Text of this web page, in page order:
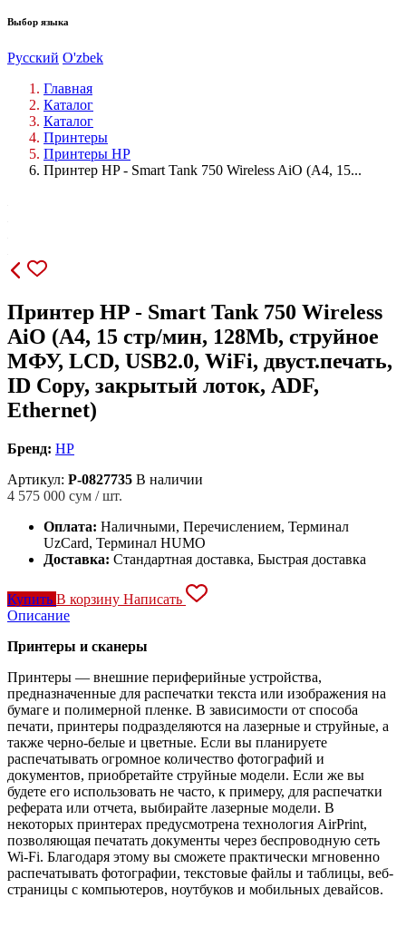
Выбор языка
Русский O'zbek
Главная
Каталог
Каталог
Принтеры
Принтеры HP
Принтер HP - Smart Tank 750 Wireless AiO (A4, 15...
Принтер HP - Smart Tank 750 Wireless
AiO (A4, 15 стр/мин, 128Mb, струйное
МФУ, LCD, USB2.0, WiFi, двуст.печать,
ID Copy, закрытый лоток, ADF,
Ethernet)
Бренд: HP
Артикул: P-0827735 В наличии
4 575 000 сум / шт.
Оплата: Наличными, Перечислением, Терминал
UzCard, Терминал HUMO
Доставка: Стандартная доставка, Быстрая доставка
Купить В корзину Написать
Описание
Принтеры и сканеры
Принтеры — внешние периферийные устройства,
предназначенные для распечатки текста или изображения на
бумаге и полимерной пленке. В зависимости от способа
печати, принтеры подразделяются на лазерные и струйные, а
также черно-белые и цветные. Если вы планируете
распечатывать огромное количество фотографий и
документов, приобретайте струйные модели. Если же вы
будете его использовать не часто, к примеру, для распечатки
реферата или отчета, выбирайте лазерные модели. В
некоторых принтерах предусмотрена технология AirPrint,
позволяющая печатать документы через беспроводную сеть
Wi-Fi. Благодаря этому вы сможете практически мгновенно
распечатывать фотографии, текстовые файлы и таблицы, веб-
страницы с компьютеров, ноутбуков и мобильных девайсов.